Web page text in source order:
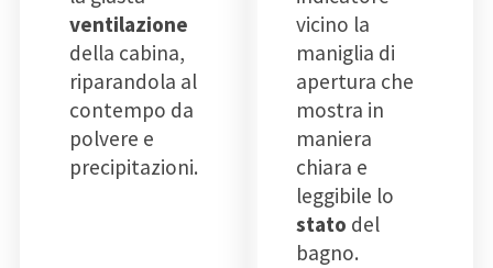
ventilazione
della cabina,
riparandola al
contempo da
polvere e
precipitazioni.
vicino la
maniglia di
apertura che
mostra in
maniera
chiara e
leggibile lo
stato del
bagno.